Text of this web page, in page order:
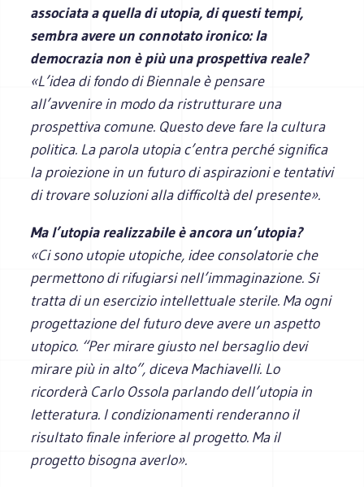
associata a quella di utopia, di questi tempi,
sembra avere un connotato ironico: la
democrazia non è più una prospettiva reale?
«L’idea di fondo di Biennale è pensare
all’avvenire in modo da ristrutturare una
prospettiva comune. Questo deve fare la cultura
politica. La parola utopia c’entra perché significa
la proiezione in un futuro di aspirazioni e tentativi
di trovare soluzioni alla difficoltà del presente».
Ma l’utopia realizzabile è ancora un’utopia?
«Ci sono utopie utopiche, idee consolatorie che
permettono di rifugiarsi nell’immaginazione. Si
tratta di un esercizio intellettuale sterile. Ma ogni
progettazione del futuro deve avere un aspetto
utopico. “Per mirare giusto nel bersaglio devi
mirare più in alto”, diceva Machiavelli. Lo
ricorderà Carlo Ossola parlando dell’utopia in
letteratura. I condizionamenti renderanno il
risultato finale inferiore al progetto. Ma il
progetto bisogna averlo».